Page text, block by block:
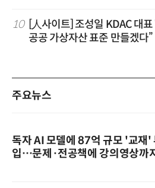
10 [人사이트] 조성일 KDAC 대
공공 가상자산 표준 만들겠다”
주요뉴스
독자 AI 모델에 87억 규모 '교재'
입…문제·전공책에 강의영상까지